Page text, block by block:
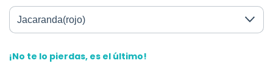
¡No te lo pierdas, es el último!